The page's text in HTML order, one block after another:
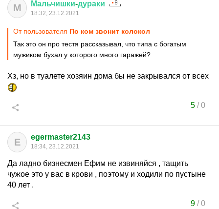
М Мальчишки-дураки
18:32, 23.12.2021
От пользователя По ком звонит колокол
Так это он про тестя рассказывал, что типа с богатым
мужиком бухал у которого много гаражей?
Хз, но в туалете хозяин дома бы не закрывался от всех
5/0
E egermaster2143
18:34, 23.12.2021
Да ладно бизнесмен Ефим не извиняйся , тащить
чужое это у вас в крови , поэтому и ходили по пустыне
40 лет .
9/0